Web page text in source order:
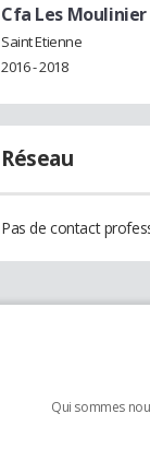
Cfa Les
Saint Etienne
2016 - 2018
Réseau
Pas de contact
Qui sommes